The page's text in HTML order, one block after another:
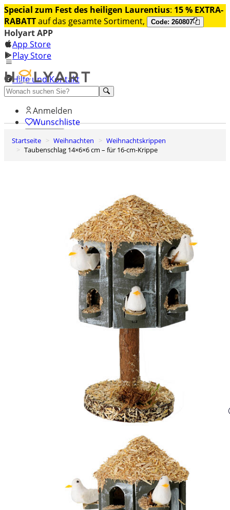
Special zum Fest des heiligen Laurentius: 15 % EXTRA-
RABATTauf das gesamte Sortiment, Code: 260807
Holyart APP
App Store
Play Store
Hilfe und Kontakt
Entdecken Sie Premium
Anmelden
Wunschliste
0
Warenkorb
Startseite Weihnachten
Weihnachtskrippen
Taubenschlag 14×6×6 cm – für 16-cm-Krippe